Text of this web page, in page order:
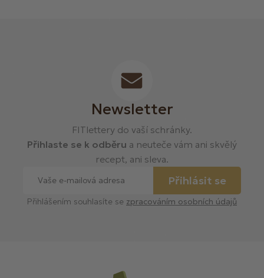
Newsletter
FITlettery do vaší schránky.
Přihlaste se k odběru a neuteče vám ani skvělý
recept, ani sleva.
Přihlásit se
Přihlášením souhlasíte se zpracováním osobních údajů